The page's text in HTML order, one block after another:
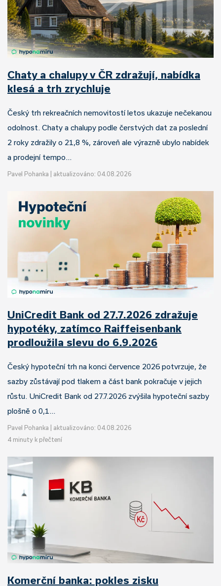
Chaty a chalupy v ČR zdražují, nabídka
klesá a trh zrychluje
Český trh rekreačních nemovitostí letos ukazuje nečekanou
odolnost. Chaty a chalupy podle čerstvých dat za poslední
2 roky zdražily o 21,8 %, zároveň ale výrazně ubylo nabídek
a prodejní tempo…
Pavel Pohanka aktualizováno: 04.08.2026
UniCredit Bank od 27.7.2026 zdražuje
hypotéky, zatímco Raiffeisenbank
prodloužila slevu do 6.9.2026
Český hypoteční trh na konci července 2026 potvrzuje, že
sazby zůstávají pod tlakem a část bank pokračuje v jejich
růstu. UniCredit Bank od 27.7.2026 zvýšila hypoteční sazby
plošně o 0,1…
Pavel Pohanka
aktualizováno: 04.08.2026
4 minuty k přečtení
Komerční banka: pokles zisku